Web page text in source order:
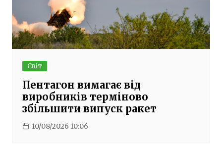
Світ
Пентагон вимагає від
виробників терміново
збільшити випуск ракет
10/08/2026 10:06